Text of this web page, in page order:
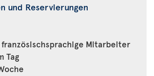
und Reservierungen
französischsprachige Mitarbeiter
Tag